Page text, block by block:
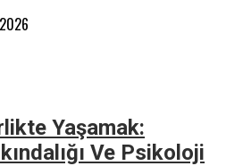
Yaşamak:
Ve Psikoloji